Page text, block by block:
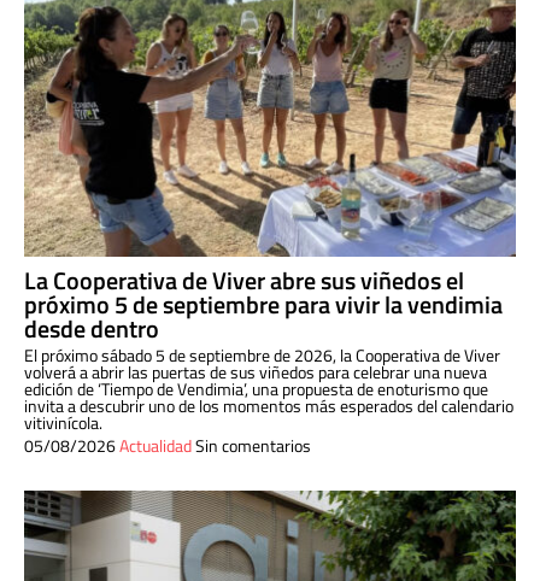
La Cooperativa de Viver abre sus viñedos el
próximo 5 de septiembre para vivir la vendimia
desde dentro
El próximo sábado 5 de septiembre de 2026, la Cooperativa de Viver
volverá a abrir las puertas de sus viñedos para celebrar una nueva
edición de ‘Tiempo de Vendimia’, una propuesta de enoturismo que
invita a descubrir uno de los momentos más esperados del calendario
vitivinícola.
05/08/2026ActualidadSin comentarios